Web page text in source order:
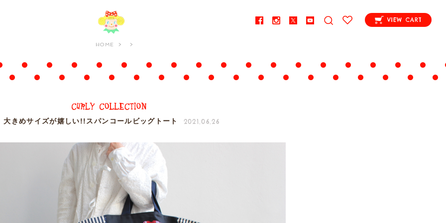
VIEW CART
HOME
大きめサイズが嬉しい!!スパンコールビッグトート 2021.06.26